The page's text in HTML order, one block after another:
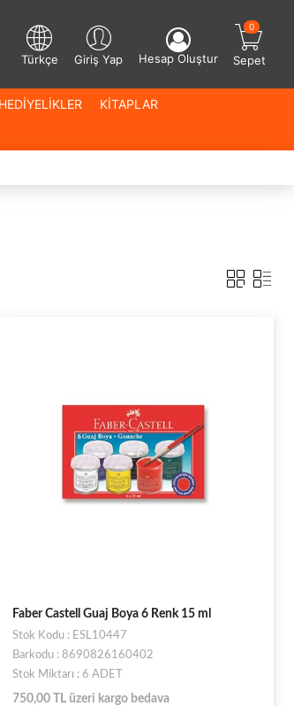
Sepet
0
Türkçe Giriş Yap Hesap Oluştur
KİTAPLAR
Faber Castell Guaj Boya 6 Renk 15 ml
Stok Kodu : ESL10447
Barkodu : 8690826160402
Stok Miktarı : 6 ADET
750,00 TL üzeri kargo bedava